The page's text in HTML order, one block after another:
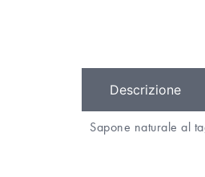
Descrizione
Sapone naturale al